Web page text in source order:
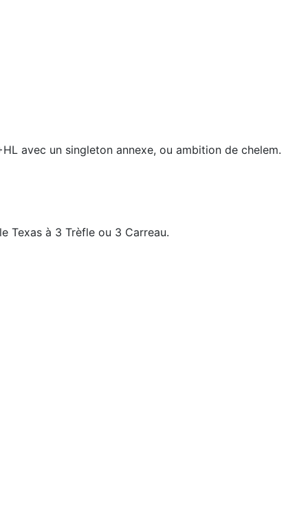
avec un singleton annexe, ou ambition de chelem.
Texas à 3 Trèfle ou 3 Carreau.